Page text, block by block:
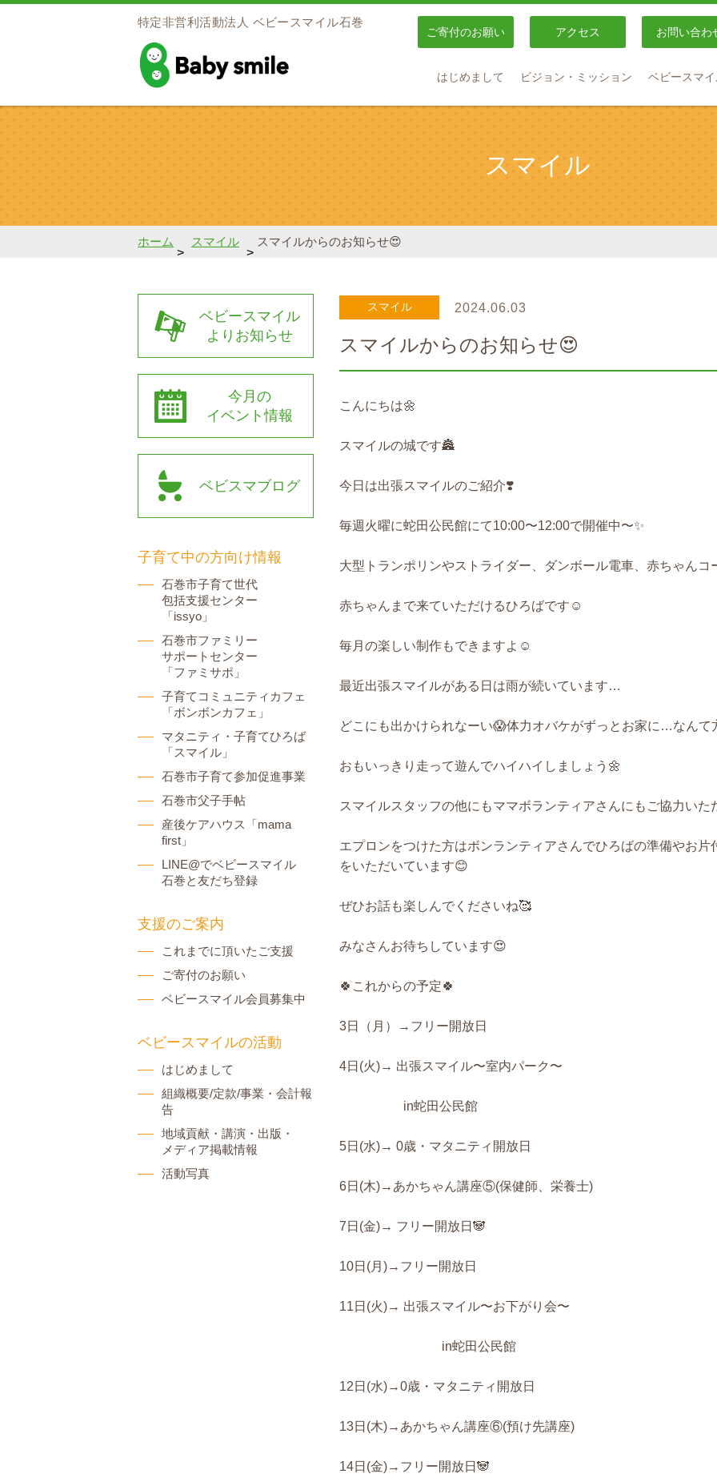
特定非営利活動法人 ベビースマイル石巻
ご寄付のお願い アクセス お問い合わ
はじめまして ビジョン・ミッション ベビースマ
スマイル
ホーム
>
スマイル
>
スマイルからのお知らせ😍
スマイル 2024.06.03
スマイルからのお知らせ😍
こんにちは🌼
スマイルの城です🏯
今日は出張スマイルのご紹介❣️
毎週火曜に蛇田公民館にて10:00〜12:00で開催中〜✨
大型トランポリンやストライダー、ダンボール電車、赤ちゃん
赤ちゃんまで来ていただけるひろばです☺️
毎月の楽しい制作もできますよ☺️
最近出張スマイルがある日は雨が続いています…
どこにも出かけられなーい😱体力オバケがずっとお家に…なんて
おもいっきり走って遊んでハイハイしましょう🌼
スマイルスタッフの他にもママボランティアさんにもご協力いた
エプロンをつけた方はボンランティアさんでひろばの準備やお
をいただいています😊
ぜひお話も楽しんでくださいね🥰
みなさんお待ちしています😍
🍀これからの予定🍀
3日（月）→フリー開放日
4日(火)→ 出張スマイル〜室内パーク〜
in蛇田公民館
5日(水)→ 0歳・マタニティ開放日
6日(木)→あかちゃん講座⑤(保健師、栄養士)
7日(金)→ フリー開放日🐼
10日(月)→フリー開放日
11日(火)→ 出張スマイル〜お下がり会〜
in蛇田公民館
12日(水)→0歳・マタニティ開放日
13日(木)→あかちゃん講座⑥(預け先講座)
14日(金)→フリー開放日🐼
ベビースマイル
よりお知らせ
今月の
イベント情報
ベビスマブログ
子育て中の方向け情報
石巻市子育て世代
包括支援センター
「issyo」
石巻市ファミリー
サポートセンター
「ファミサポ」
子育てコミュニティカフェ
「ボンボンカフェ」
マタニティ・子育てひろば
「スマイル」
石巻市子育て参加促進事業
石巻市父子手帖
産後ケアハウス「mama
first」
LINE@でベビースマイル
石巻と友だち登録
支援のご案内
これまでに頂いたご支援
ご寄付のお願い
ベビースマイル会員募集中
ベビースマイルの活動
はじめまして
組織概要/定款/事業・会計報
告
地域貢献・講演・出版・
メディア掲載情報
活動写真